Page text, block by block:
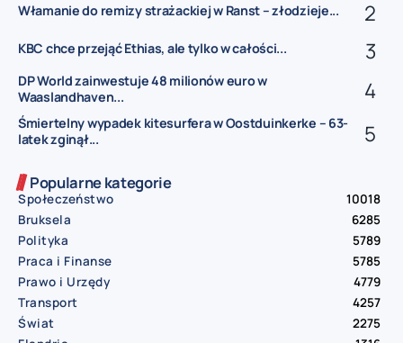
Włamanie do remizy strażackiej w Ranst – złodzieje...
KBC chce przejąć Ethias, ale tylko w całości...
DP World zainwestuje 48 milionów euro w
Waaslandhaven...
Śmiertelny wypadek kitesurfera w Oostduinkerke – 63-
latek zginął...
Popularne kategorie
Społeczeństwo
10018
Bruksela
6285
Polityka
5789
Praca i Finanse
5785
Prawo i Urzędy
4779
Transport
4257
Świat
2275